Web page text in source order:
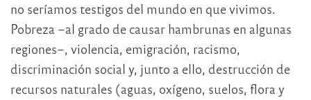
no seríamos testigos del mundo en que vivimos.
Pobreza –al grado de causar hambrunas en algunas
regiones–, violencia, emigración, racismo,
discriminación social y, junto a ello, destrucción de
recursos naturales (aguas, oxígeno, suelos, flora y